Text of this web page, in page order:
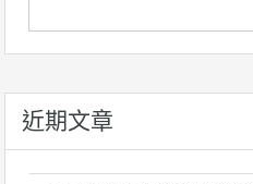
近期文章